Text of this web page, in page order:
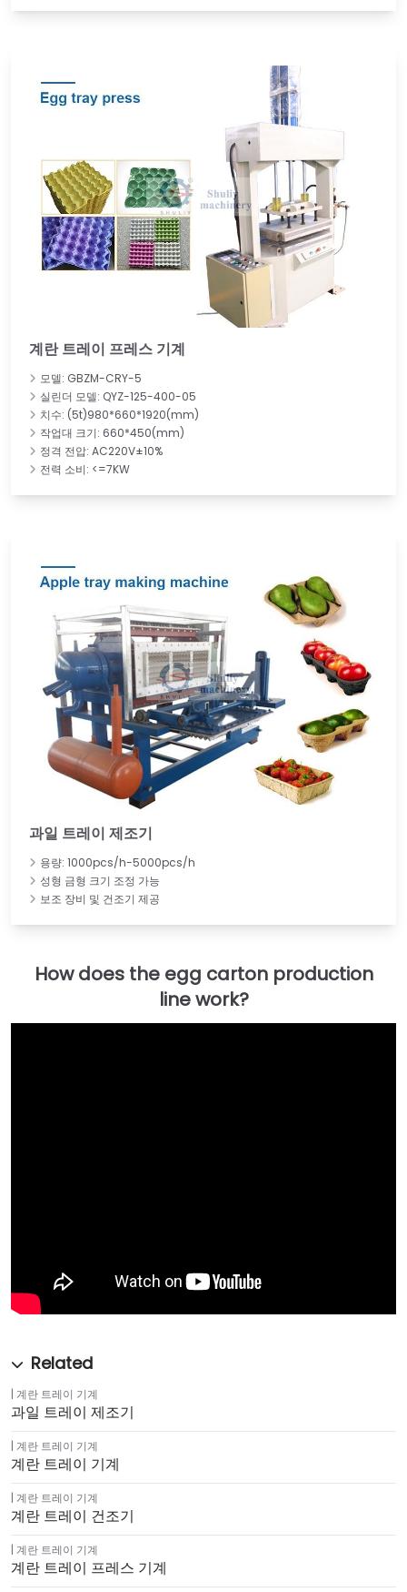
계란 트레이 프레스 기계
모델: GBZM-CRY-5
실린더 모델: QYZ-125-400-05
치수: (5t)980*660*1920(mm)
작업대 크기: 660*450(mm)
정격 전압: AC220V±10%
전력 소비: <=7KW
과일 트레이 제조기
용량: 1000pcs/h-5000pcs/h
성형 금형 크기 조정 가능
보조 장비 및 건조기 제공
계란 트레이 기계
과일 트레이 제조기
계란 트레이 기계
계란 트레이 기계
계란 트레이 기계
계란 트레이 건조기
계란 트레이 기계
계란 트레이 프레스 기계